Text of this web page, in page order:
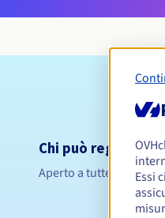
Chi può registrare
Aperto a tutte le
Essi